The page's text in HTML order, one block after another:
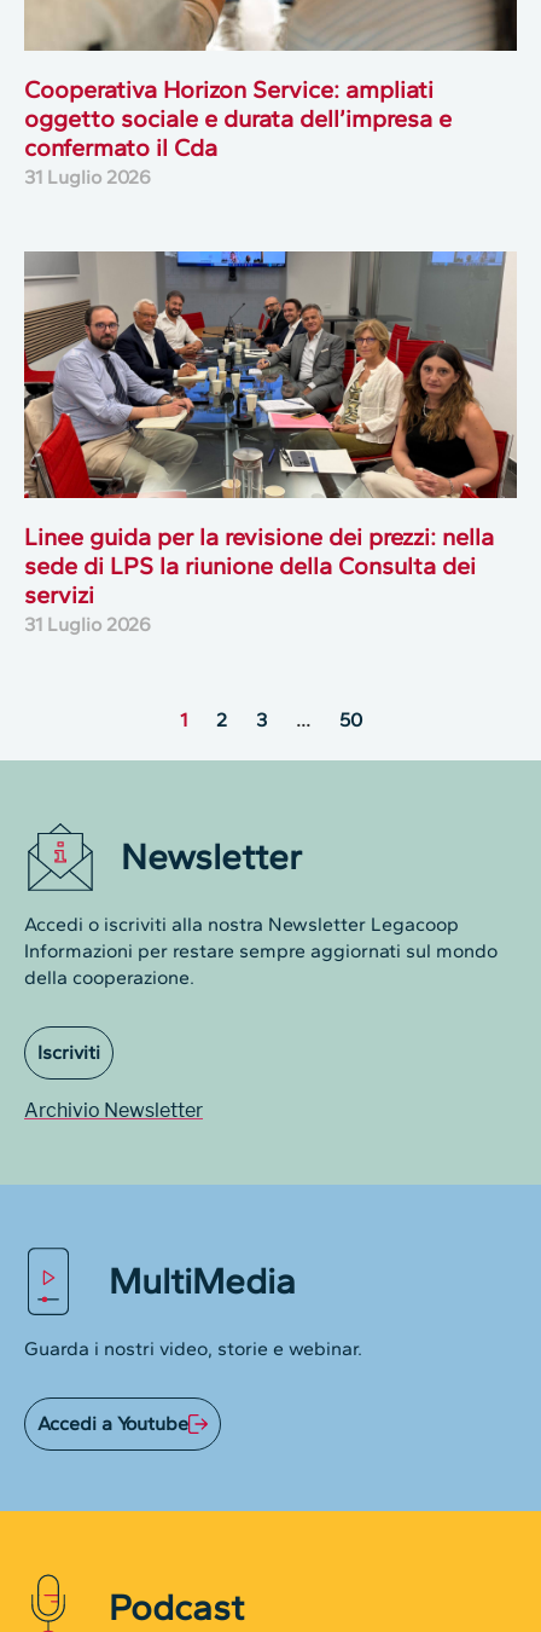
Cooperativa Horizon Service: ampliati
oggetto sociale e durata dell’impresa e
confermato il Cda
31 Luglio 2026
Linee guida per la revisione dei prezzi: nella
sede di LPS la riunione della Consulta dei
servizi
31 Luglio 2026
1 2 3 … 50
Newsletter
Accedi o iscriviti alla nostra Newsletter Legacoop
Informazioni per restare sempre aggiornati sul mondo
della cooperazione.
Iscriviti
Archivio Newsletter
MultiMedia
Guarda i nostri video, storie e webinar.
Accedi a Youtube
Podcast